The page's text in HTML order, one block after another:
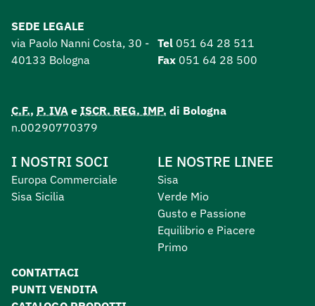
SEDE LEGALE
via Paolo Nanni Costa, 30 -
40133 Bologna
Tel 051 64 28 511
Fax 051 64 28 500
C.F., P. IVA e ISCR. REG. IMP. di Bologna
n.00290770379
I NOSTRI SOCI
Europa Commerciale
Sisa Sicilia
LE NOSTRE LINEE
Sisa
Verde Mio
Gusto e Passione
Equilibrio e Piacere
Primo
CONTATTACI
PUNTI VENDITA